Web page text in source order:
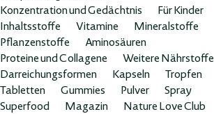
Konzentration und Gedächtnis
Für Kinder
Inhaltsstoffe
Vitamine
Mineralstoffe
Pflanzenstoffe
Aminosäuren
Proteine und Collagene
Weitere Nährstoffe
Darreichungsformen
Kapseln
Tropfen
Tabletten
Gummies Pulver
Spray
Superfood
Magazin Nature Love Club